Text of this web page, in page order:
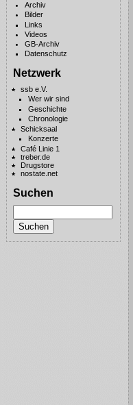
Archiv
Bilder
Links
Videos
GB-Archiv
Datenschutz
Netzwerk
ssb e.V.
Wer wir sind
Geschichte
Chronologie
Schicksaal
Konzerte
Café Linie 1
treber.de
Drugstore
nostate.net
Suchen